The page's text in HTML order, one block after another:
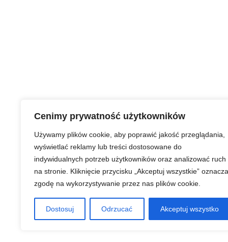
Cenimy prywatność użytkowników
Używamy plików cookie, aby poprawić jakość przeglądania,
wyświetlać reklamy lub treści dostosowane do
indywidualnych potrzeb użytkowników oraz analizować ruch
na stronie. Kliknięcie przycisku „Akceptuj wszystkie” oznacza
zgodę na wykorzystywanie przez nas plików cookie.
Dostosuj Odrzucać Akceptuj wszystko